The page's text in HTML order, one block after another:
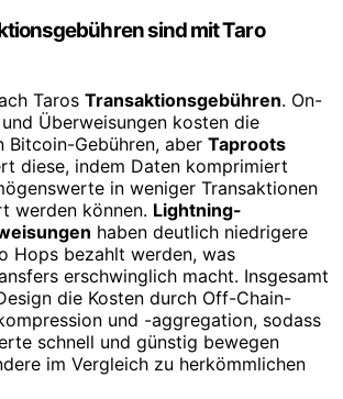
sind mit Taro
Taros Transaktionsgebühren. On-
Überweisungen kosten die
Bitcoin-Gebühren, aber Taproots
diese, indem Daten komprimiert
in weniger Transaktionen
werden können. Lightning-
haben deutlich niedrigere
Hops bezahlt werden, was
erschwinglich macht. Insgesamt
die Kosten durch Off-Chain-
und -aggregation, sodass
schnell und günstig bewegen
im Vergleich zu herkömmlichen